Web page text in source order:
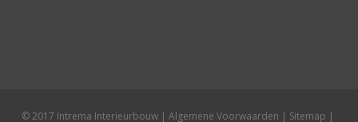
© 2017 Intrema Interieurbouw | Algemene Voorwaarden | Sitemap |